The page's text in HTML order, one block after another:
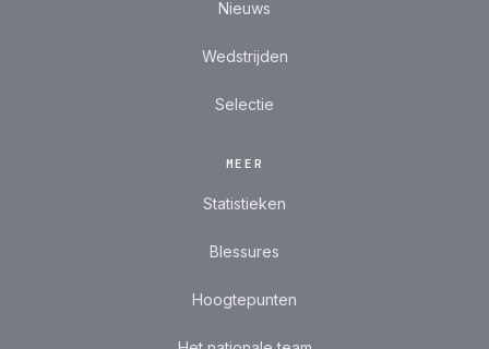
Nieuws
Wedstrijden
Selectie
MEER
Statistieken
Blessures
Hoogtepunten